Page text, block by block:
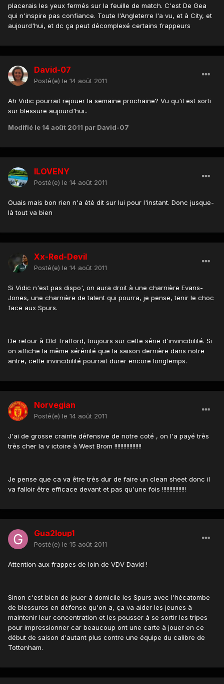
placerais les yeux fermés sur la feuille de match. C'est De Gea
qui n'inspire pas confiance. Toute l'Angleterre l'a vu, et à City, et
aujourd'hui, et dc ça peut décomplexé certains frappeurs
David-07
Posté(e) le 14 août 2011
Ah Vidic pourrait rejouer la semaine prochaine? Vu qu'il est sorti
sur blessure aujourd'hui..
Modifié le 14 août 2011 par David-07
ILOVENY
Posté(e) le 14 août 2011
Ouais mais bon rien n'a été dit sur lui pour l'instant. Donc jusque-
là tout va bien
Xx-Red-Devil
Posté(e) le 14 août 2011
Si Vidic n'est pas dispo', on aura droit à une charnière Evans-
Jones, une charnière de talent qui pourra, je pense, tenir le choc
face aux Spurs.
De retour à Old Trafford, toujours sur cette série d'invincibilité. Si
on affiche la même sérénité que la saison dernière dans notre
antre, cette invincibilité pourrait durer encore longtemps.
Norvegian
Posté(e) le 14 août 2011
J'ai de grosse crainte défensive de notre coté , on l'a payé très
très cher la v ictoire à West Brom !!!!!!!!!!!!!!!!!!
Je pense que ca va être très dur de faire un clean sheet donc il
va falloir être efficace devant et pas qu'une fois !!!!!!!!!!!!!!!!
Gua2loup1
Posté(e) le 15 août 2011
Attention aux frappes de loin de VDV David !
Sinon c'est bien de jouer à domicile les Spurs avec l'hécatombe
de blessures en défense qu'on a, ça va aider les jeunes à
maintenir leur concentration et les pousser à se sortir les tripes
pour impressionner car beaucoup ont une carte à jouer en ce
début de saison d'autant plus contre une équipe du calibre de
Tottenham.